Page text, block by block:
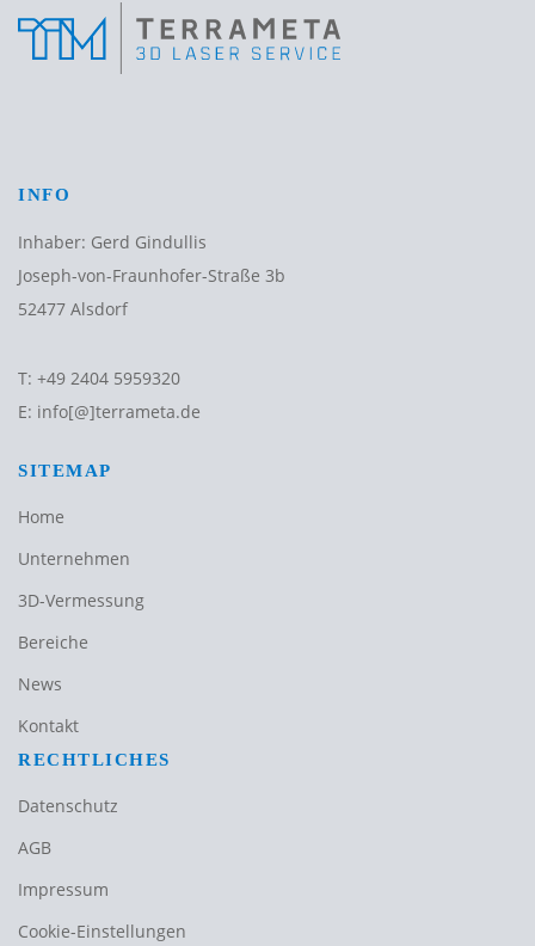
INFO
Inhaber: Gerd Gindullis
Joseph-von-Fraunhofer-Straße 3b
52477 Alsdorf
T: +49 2404 5959320
E: info[@]terrameta.de
SITEMAP
Home
Unternehmen
3D-Vermessung
Bereiche
News
Kontakt
RECHTLICHES
Datenschutz
AGB
Impressum
Cookie-Einstellungen